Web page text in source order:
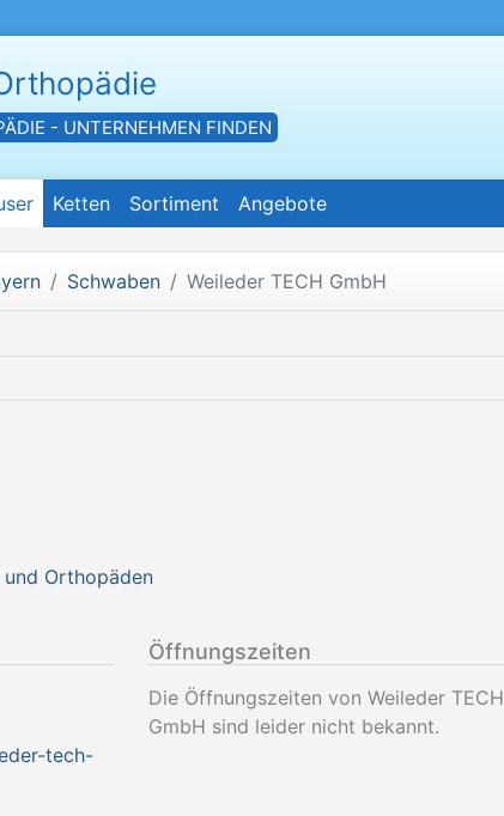
- UNTERNEHMEN FINDEN
Ketten Sortiment Angebote
Schwaben Weileder TECH GmbH
Orthopäden
tech-
Öffnungszeiten
Die Öffnungszeiten von Weileder TECH
GmbH sind leider nicht bekannt.